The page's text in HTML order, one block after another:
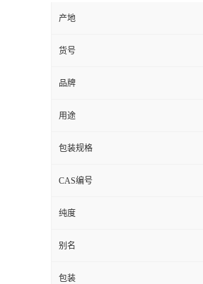
产地
货号
品牌
用途
包装规格
CAS编号
纯度
别名
包装